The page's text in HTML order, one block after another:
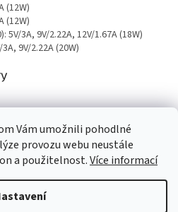
Vám umožnili pohodlné
provozu webu neustále
a použitelnost.Více informací
(12W)
(12W)
5V/3A, 9V/2.22A, 12V/1.67A (18W)
3A, 9V/2.22A (20W)